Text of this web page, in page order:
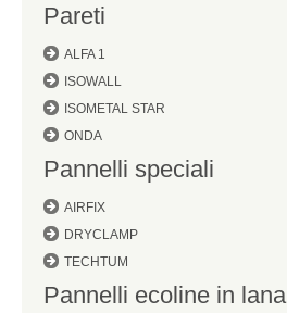
Pareti
ALFA 1
ISOWALL
ISOMETAL STAR
ONDA
Pannelli speciali
AIRFIX
DRYCLAMP
TECHTUM
Pannelli ecoline in lana